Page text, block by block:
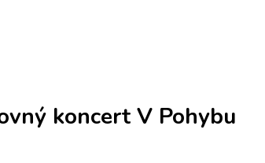
koncert V Pohybu